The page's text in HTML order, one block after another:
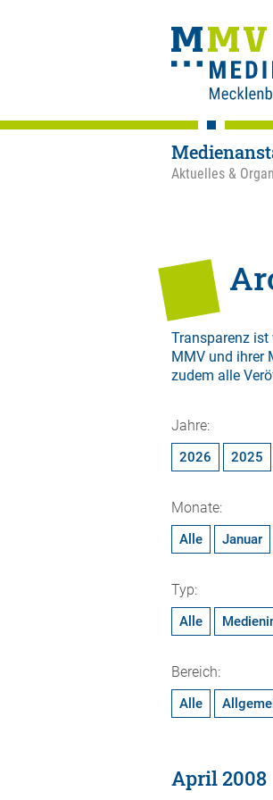
Aktuelles &
Transparenz
MMV und ihrer
zudem alle
Jahre:
2026 2025
Monate:
Alle Januar
Typ:
Alle
Bereich:
Alle
April 2008